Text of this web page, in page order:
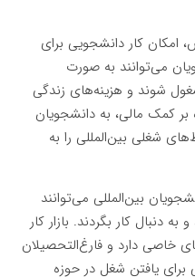
امکان کار دانشجویی برای
می‌توانند به صورت
شوند و هزینه‌های زندگی
کمک مالی، به دانشجویان
شغلی بین‌المللی را به
بین‌المللی می‌توانند
دنبال کار بگردند. بازار کار
خاصی دارد و فارغ‌التحصیلان
یافتن شغل در حوزه